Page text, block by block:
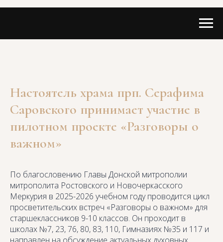
Настоятель храма прп. Серафима
Саровского принимает участие в
пилотном проекте «Разговоры о
важном»
По благословению Главы Донской митрополии
митрополита Ростовского и Новочеркасского
Меркурия в 2025-2026 учебном году проводится цикл
просветительских встреч «Разговоры о важном» для
старшеклассников 9-10 классов. Он проходит в
школах №7, 23, 76, 80, 83, 110, Гимназиях №35 и 117 и